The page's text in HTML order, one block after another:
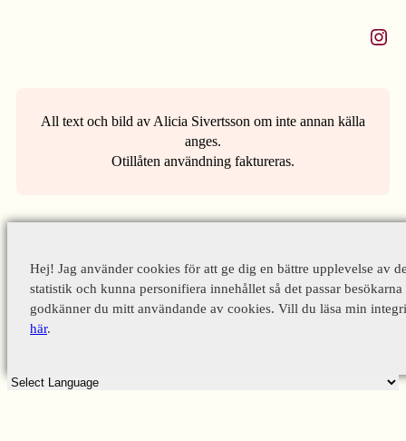
Instagram
All text och bild av Alicia Sivertsson om inte annan källa
anges.
Otillåten användning faktureras.
Hej! Jag använder cookies för att ge dig en bättre upplevelse av
statistik och kunna personifiera innehållet så det passar
godkänner du mitt användande av cookies. Vill du läsa min
här.